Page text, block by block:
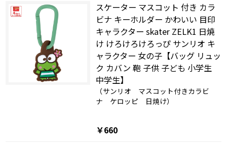
スケーター マスコット 付き カラ
ビナ キーホルダー かわいい 目印
キャラクター skater ZELK1 日焼
け けろけろけろっぴ サンリオ キ
ャラクター 女の子【バッグ リュッ
ク カバン 鞄 子供 子ども 小学生
中学生】
（サンリオ マスコット付きカラビ
ナ ケロッピ 日焼け）
￥660